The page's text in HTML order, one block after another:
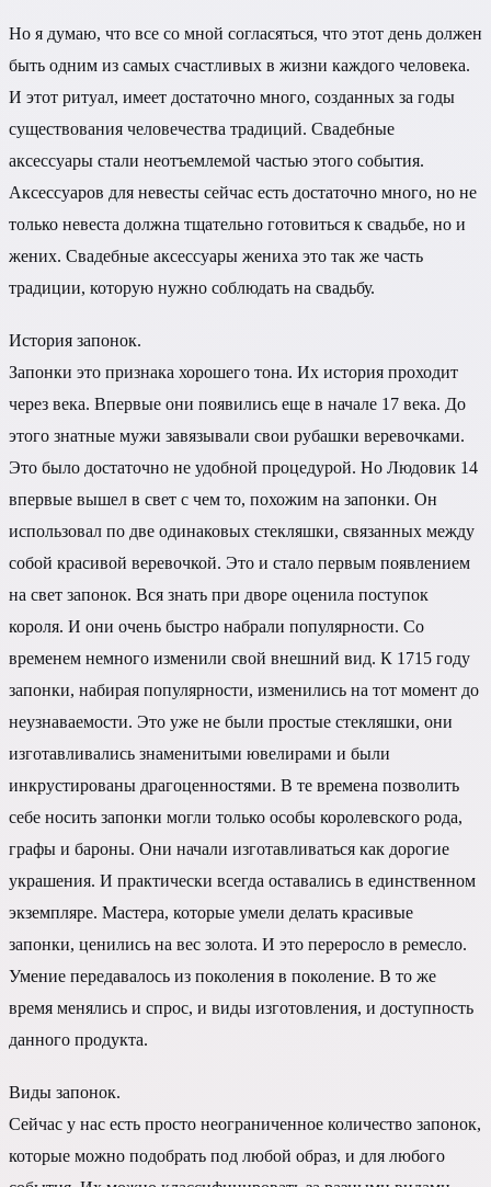
Но я думаю, что все со мной согласяться, что этот день должен
быть одним из самых счастливых в жизни каждого человека.
И этот ритуал, имеет достаточно много, созданных за годы
существования человечества традиций. Свадебные
аксессуары стали неотъемлемой частью этого события.
Аксессуаров для невесты сейчас есть достаточно много, но не
только невеста должна тщательно готовиться к свадьбе, но и
жених. Свадебные аксессуары жениха это так же часть
традиции, которую нужно соблюдать на свадьбу.
История запонок.
Запонки это признака хорошего тона. Их история проходит
через века. Впервые они появились еще в начале 17 века. До
этого знатные мужи завязывали свои рубашки веревочками.
Это было достаточно не удобной процедурой. Но Людовик 14
впервые вышел в свет с чем то, похожим на запонки. Он
использовал по две одинаковых стекляшки, связанных между
собой красивой веревочкой. Это и стало первым появлением
на свет запонок. Вся знать при дворе оценила поступок
короля. И они очень быстро набрали популярности. Со
временем немного изменили свой внешний вид. К 1715 году
запонки, набирая популярности, изменились на тот момент до
неузнаваемости. Это уже не были простые стекляшки, они
изготавливались знаменитыми ювелирами и были
инкрустированы драгоценностями. В те времена позволить
себе носить запонки могли только особы королевского рода,
графы и бароны. Они начали изготавливаться как дорогие
украшения. И практически всегда оставались в единственном
экземпляре. Мастера, которые умели делать красивые
запонки, ценились на вес золота. И это переросло в ремесло.
Умение передавалось из поколения в поколение. В то же
время менялись и спрос, и виды изготовления, и доступность
данного продукта.
Виды запонок.
Сейчас у нас есть просто неограниченное количество запонок,
которые можно подобрать под любой образ, и для любого